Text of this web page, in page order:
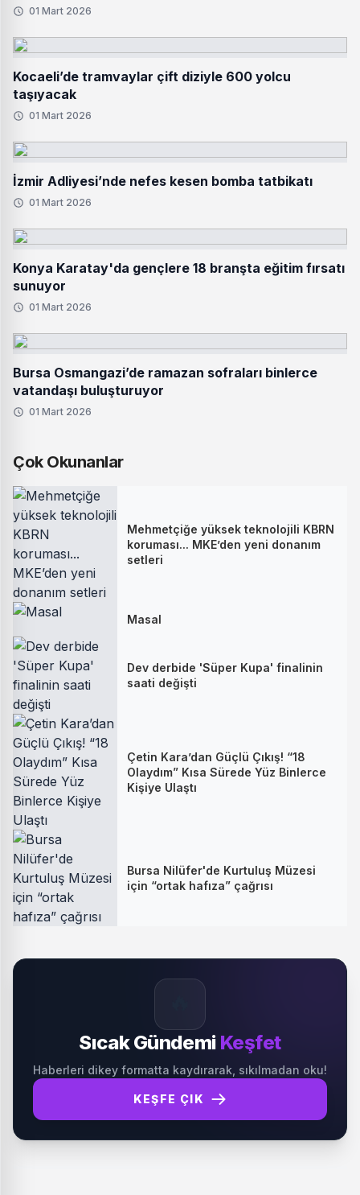
01 Mart 2026
Kocaeli’de tramvaylar çift diziyle 600 yolcu
taşıyacak
01 Mart 2026
İzmir Adliyesi’nde nefes kesen bomba tatbikatı
01 Mart 2026
Konya Karatay'da gençlere 18 branşta eğitim fırsatı
sunuyor
01 Mart 2026
Bursa Osmangazi’de ramazan sofraları binlerce
vatandaşı buluşturuyor
01 Mart 2026
Çok Okunanlar
Mehmetçiğe yüksek teknolojili KBRN
koruması... MKE’den yeni donanım
setleri
Masal
Dev derbide 'Süper Kupa' finalinin
saati değişti
Çetin Kara’dan Güçlü Çıkış! “18
Olaydım” Kısa Sürede Yüz Binlerce
Kişiye Ulaştı
Bursa Nilüfer'de Kurtuluş Müzesi
için “ortak hafıza” çağrısı
Sıcak Gündemi Keşfet
Haberleri dikey formatta kaydırarak, sıkılmadan oku!
KEŞFE ÇIK